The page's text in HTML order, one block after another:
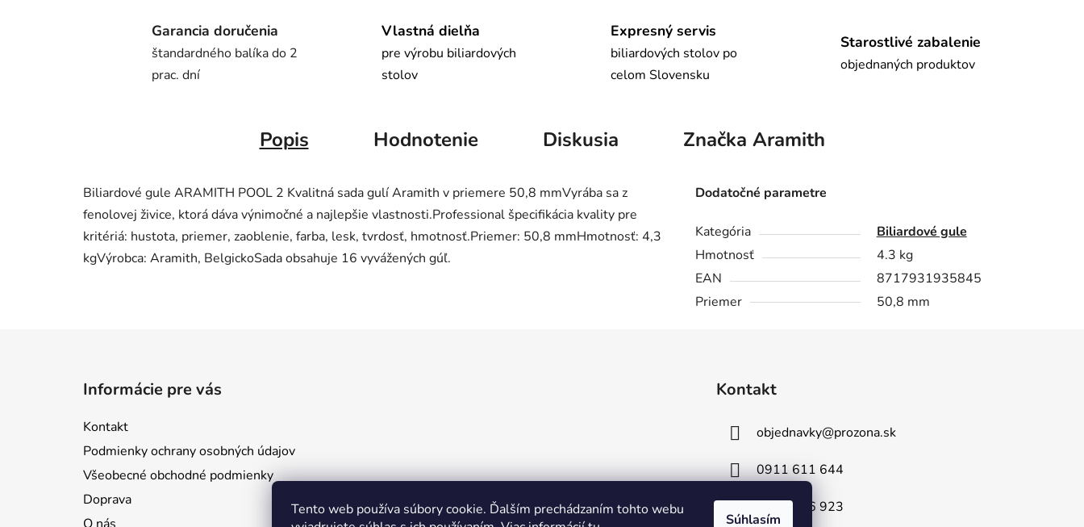
Tento web používa súbory cookie. Ďalším prechádzaním tohto webu
Súhlasím
Garancia doručenia
štandardného balíka do 2
prac. dní
Vlastná dielňa
pre výrobu biliardových
stolov
Expresný servis
biliardových stolov po
celom Slovensku
Starostlivé zabalenie
objednaných produktov
Popis Hodnotenie Diskusia Značka Aramith
Biliardové gule ARAMITH POOL 2 Kvalitná sada gulí Aramith v priemere 50,8 mmVyrába sa z
fenolovej živice, ktorá dáva výnimočné a najlepšie vlastnosti.Professional špecifikácia kvality pre
kritériá: hustota, priemer, zaoblenie, farba, lesk, tvrdosť, hmotnosť.Priemer: 50,8 mmHmotnosť: 4,3
kgVýrobca: Aramith, BelgickoSada obsahuje 16 vyvážených gúľ.
Dodatočné parametre
Kategória
Biliardové gule
Hmotnosť
4.3 kg
EAN
8717931935845
Priemer
50,8 mm
Informácie pre vás
Kontakt
Podmienky ochrany osobných údajov
Všeobecné obchodné podmienky
Doprava
Kontakt
objednavky@prozona.sk
0911 611 644
0903 716 923